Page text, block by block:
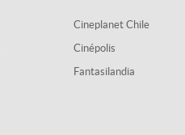
Cineplanet Chile
Cinépolis
Fantasilandia